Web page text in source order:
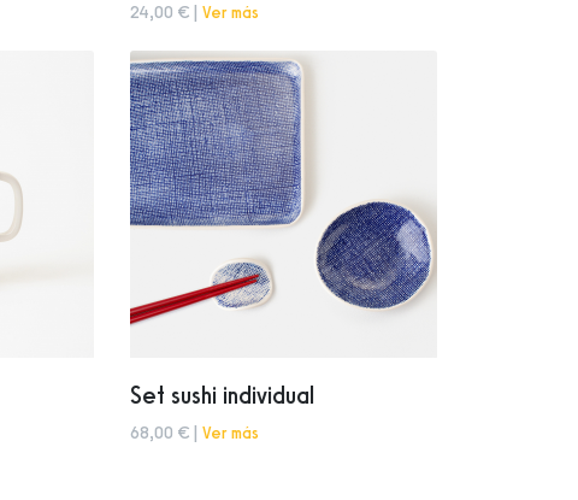
24,00 € | Ver más
Set sushi individual
68,00 € | Ver más